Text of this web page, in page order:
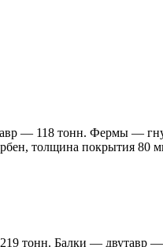
— 118 тонн. Фермы —
толщина покрытия 80
тонн. Балки — двутавр